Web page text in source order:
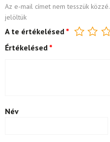
Az e-mail címet nem tesszük közzé.
jelöltük
A te értékelésed *
Értékelésed *
Név